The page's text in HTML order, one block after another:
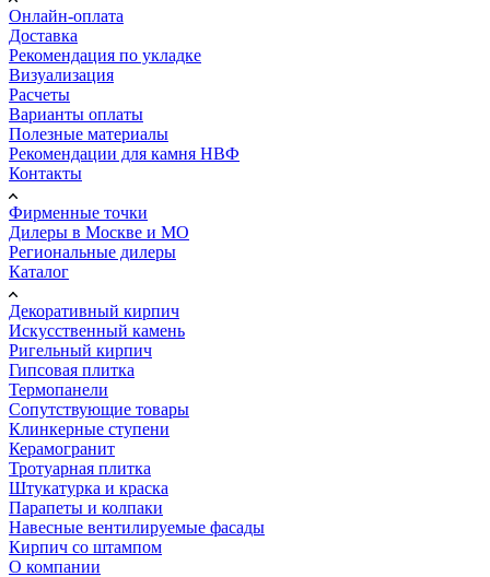
Онлайн-оплата
Доставка
Рекомендация по укладке
Визуализация
Расчеты
Варианты оплаты
Полезные материалы
Рекомендации для камня НВФ
Контакты
Фирменные точки
Дилеры в Москве и МО
Региональные дилеры
Каталог
Декоративный кирпич
Искусственный камень
Ригельный кирпич
Гипсовая плитка
Термопанели
Сопутствующие товары
Клинкерные ступени
Керамогранит
Тротуарная плитка
Штукатурка и краска
Парапеты и колпаки
Навесные вентилируемые фасады
Кирпич со штампом
О компании